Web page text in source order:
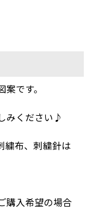
です。
みください♪
繍布、刺繍針は
購入希望の場合